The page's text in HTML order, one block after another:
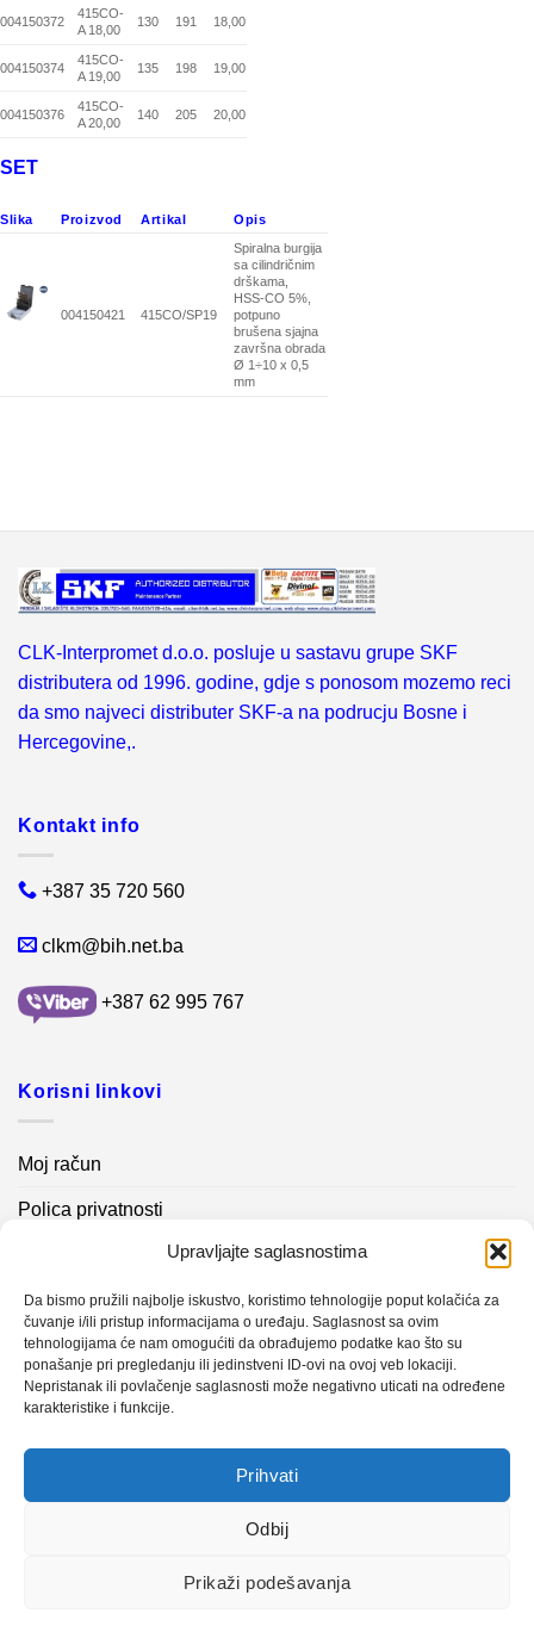
Upravljajte saglasnostima
Da bismo pružili najbolje iskustvo, koristimo tehnologije poput kolačića za
čuvanje i/ili pristup informacijama o uređaju. Saglasnost sa ovim
tehnologijama će nam omogućiti da obrađujemo podatke kao što su
ponašanje pri pregledanju ili jedinstveni ID-ovi na ovoj veb lokaciji.
Nepristanak ili povlačenje saglasnosti može negativno uticati na određene
karakteristike i funkcije.
Prihvati
Odbij
Prikaži podešavanja
004150372
415CO-
A 18,00
130 191 18,00
004150374
415CO-
A 19,00
135 198 19,00
004150376
415CO-
A 20,00
140 205 20,00
SET
Slika Proizvod Artikal Opis
004150421 415CO/SP19
Spiralna burgija
sa cilindričnim
drškama,
HSS-CO 5%,
potpuno
brušena sjajna
završna obrada
Ø 1÷10 x 0,5
mm
CLK-Interpromet d.o.o. posluje u sastavu grupe SKF
distributera od 1996. godine, gdje s ponosom mozemo reci
da smo najveci distributer SKF-a na podrucju Bosne i
Hercegovine,.
Kontakt info
+387 35 720 560
clkm@bih.net.ba
+387 62 995 767
Korisni linkovi
Moj račun
Polica privatnosti
Kontakt info
Novosti
Sistem mjerenja vibracija – papir mašina 4
Certificirani partner za održavanje